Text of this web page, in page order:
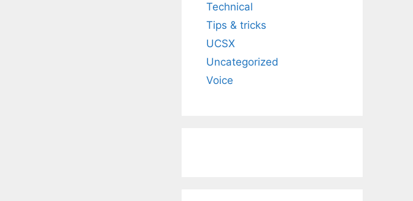
Technical
Tips & tricks
UCSX
Uncategorized
Voice